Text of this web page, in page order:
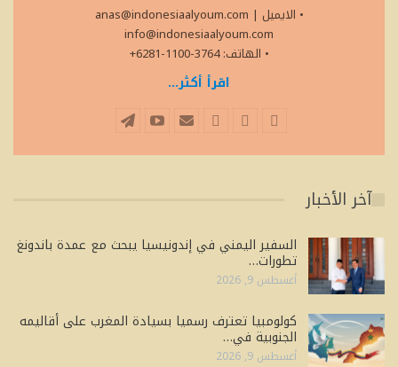
• الايميل
anas@indonesiaalyoum.com |
info@indonesiaalyoum.com
• الهاتف: 3764-1100-6281+
اقرأ أكثر...
آخر الأخبار
السفير اليمني في إندونيسيا يبحث مع عمدة باندونغ
تطورات…
أغسطس 9, 2026
كولومبيا تعترف رسميا بسيادة المغرب على أقاليمه
الجنوبية في…
أغسطس 9, 2026